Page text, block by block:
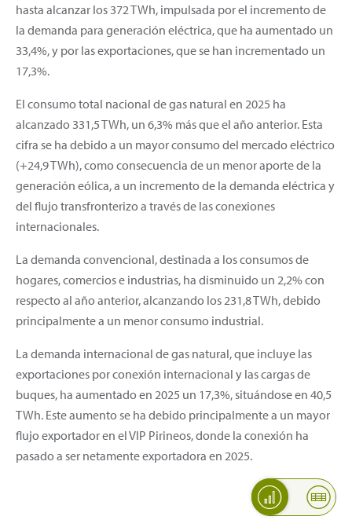
hasta alcanzar los 372 TWh, impulsada por el incremento de
la demanda para generación eléctrica, que ha aumentado un
33,4%, y por las exportaciones, que se han incrementado un
17,3%.
El consumo total nacional de gas natural en 2025 ha
alcanzado 331,5 TWh, un 6,3% más que el año anterior. Esta
cifra se ha debido a un mayor consumo del mercado eléctrico
(+24,9 TWh), como consecuencia de un menor aporte de la
generación eólica, a un incremento de la demanda eléctrica y
del flujo transfronterizo a través de las conexiones
internacionales.
La demanda convencional, destinada a los consumos de
hogares, comercios e industrias, ha disminuido un 2,2% con
respecto al año anterior, alcanzando los 231,8 TWh, debido
principalmente a un menor consumo industrial.
La demanda internacional de gas natural, que incluye las
exportaciones por conexión internacional y las cargas de
buques, ha aumentado en 2025 un 17,3%, situándose en 40,5
TWh. Este aumento se ha debido principalmente a un mayor
flujo exportador en el VIP Pirineos, donde la conexión ha
pasado a ser netamente exportadora en 2025.